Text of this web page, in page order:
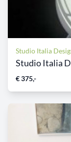
Studio Italia
Studio Italia
€ 375,-